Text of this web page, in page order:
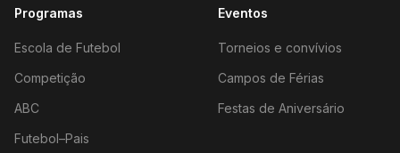
Programas
Escola de Futebol
Competição
ABC
Futebol–Pais
Eventos
Torneios e convívios
Campos de Férias
Festas de Aniversário